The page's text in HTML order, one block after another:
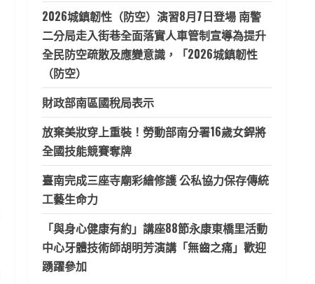
2026城鎮韌性（防空）演習8月7日登場 南警
二分局走入街巷全面落實人車管制宣導為提升
全民防空疏散及應變意識，「2026城鎮韌性
（防空）
財政部南區國稅局表示
放棄美妝穿上重裝！勞動部南分署16歲女銲將
全國技能競賽奪牌
臺南完成三座寺廟彩繪修護 公私協力保存傳統
工藝生命力
「與身心健康有約」講座88節永康東橋里活動
中心牙體技術師胡明芳演講「無齒之痛」歡迎
踴躍參加